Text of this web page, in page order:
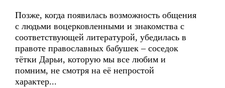
Позже, когда появилась возможность общения
с людьми воцерковленными и знакомства с
соответствующей литературой, убедилась в
правоте православных бабушек – соседок
тётки Дарьи, которую мы все любим и
помним, не смотря на её непростой
характер...